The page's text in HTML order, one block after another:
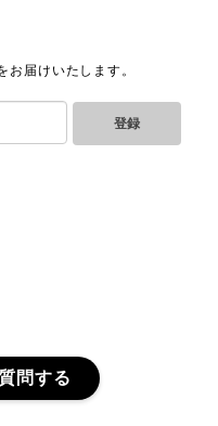
とうございました！
届けいたします。
登録
問する